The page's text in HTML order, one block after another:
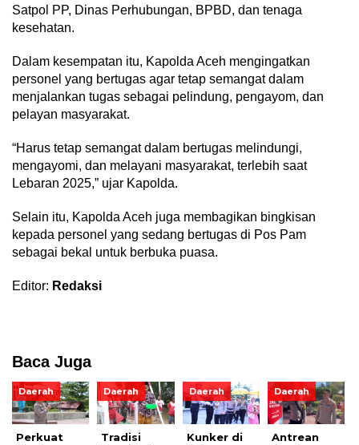
Satpol PP, Dinas Perhubungan, BPBD, dan tenaga
kesehatan.
Dalam kesempatan itu, Kapolda Aceh mengingatkan
personel yang bertugas agar tetap semangat dalam
menjalankan tugas sebagai pelindung, pengayom, dan
pelayan masyarakat.
“Harus tetap semangat dalam bertugas melindungi,
mengayomi, dan melayani masyarakat, terlebih saat
Lebaran 2025,” ujar Kapolda.
Selain itu, Kapolda Aceh juga membagikan bingkisan
kepada personel yang sedang bertugas di Pos Pam
sebagai bekal untuk berbuka puasa.
Editor: Redaksi
Baca Juga
Daerah
Perkuat
Daerah
Tradisi
Daerah
Kunker di
Daerah
Antrean